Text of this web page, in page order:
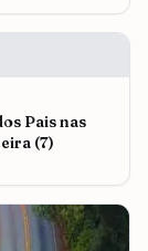
Pais nas
(7)